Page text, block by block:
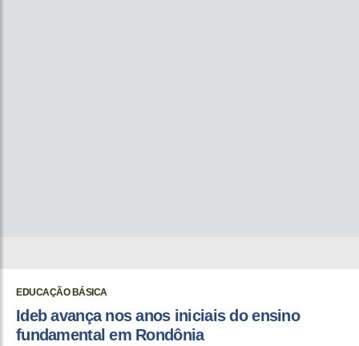
EDUCAÇÃO BÁSICA
Ideb avança nos anos iniciais do ensino
fundamental em Rondônia